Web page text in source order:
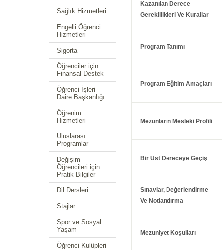
Sağlık Hizmetleri
Engelli Öğrenci
Hizmetleri
Sigorta
Öğrenciler için
Finansal Destek
Öğrenci İşleri
Daire Başkanlığı
Öğrenim
Hizmetleri
Uluslarası
Programlar
Değişim
Öğrencileri için
Pratik Bilgiler
Dil Dersleri
Stajlar
Spor ve Sosyal
Yaşam
Öğrenci Kulüpleri
Kazanılan Derece
Gereklilikleri Ve Kurallar
Program Tanımı
Program Eğitim Amaçları
Mezunların Mesleki Profili
Bir Üst Dereceye Geçiş
Sınavlar, Değerlendirme
Ve Notlandırma
Mezuniyet Koşulları